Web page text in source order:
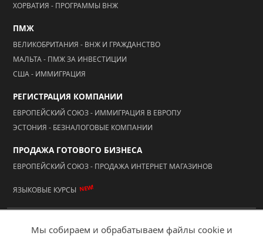
ХОРВАТИЯ - ПРОГРАММЫ ВНЖ
ПМЖ
ВЕЛИКОБРИТАНИЯ - ВНЖ И ГРАЖДАНСТВО
МАЛЬТА - ПМЖ ЗА ИНВЕСТИЦИИ
США - ИММИГРАЦИЯ
РЕГИСТРАЦИЯ КОМПАНИИ
ЕВРОПЕЙСКИЙ СОЮЗ - ИММИГРАЦИЯ В ЕВРОПУ
ЭСТОНИЯ - БЕЗНАЛОГОВЫЕ КОМПАНИИ
ПРОДАЖА ГОТОВОГО БИЗНЕСА
ЕВРОПЕЙСКИЙ СОЮЗ - ПРОДАЖА ИНТЕРНЕТ МАГАЗИНОВ
ЯЗЫКОВЫЕ КУРСЫ NEW!
© 2026 ООО "АААА Адвисер"
Мы собираем и обрабатываем файлы cookie и